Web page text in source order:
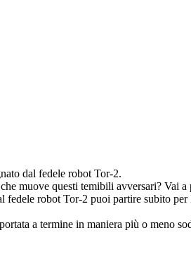
dal fedele robot Tor-2.
muove questi temibili avversari? Vai a
robot Tor-2 puoi partire subito per
a termine in maniera più o meno